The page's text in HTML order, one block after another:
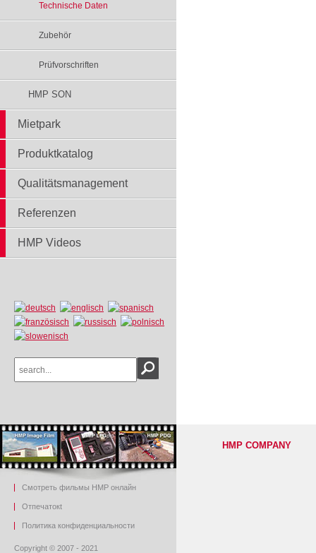
Technische Daten
Zubehör
Prüfvorschriften
HMP SON
Mietpark
Produktkatalog
Qualitätsmanagement
Referenzen
HMP Videos
Смотреть фильмы HMP онлайн
Oтпечатокt
Политика конфиденциальности
Copyright © 2007 - 2021
HMP COMPANY